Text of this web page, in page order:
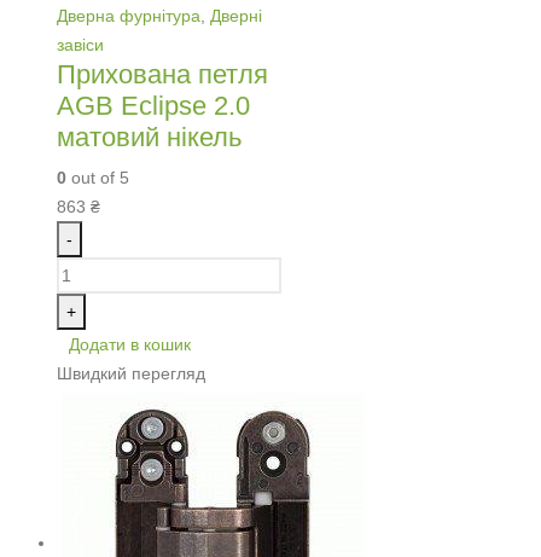
Дверна фурнітура
Дверні
завіси
Прихована петля
AGB Eclipse 2.0
матовий нікель
0 out of 5
863 ₴
-
+
Додати в кошик
Швидкий перегляд